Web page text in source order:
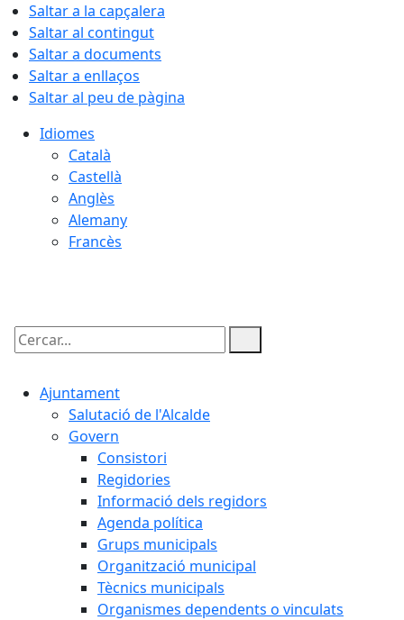
Saltar a la capçalera
Saltar al contingut
Saltar a documents
Saltar a enllaços
Saltar al peu de pàgina
Idiomes
Català
Castellà
Anglès
Alemany
Francès
Cercar:
Ajuntament
Salutació de l'Alcalde
Govern
Consistori
Regidories
Informació dels regidors
Agenda política
Grups municipals
Organització municipal
Tècnics municipals
Organismes dependents o vinculats